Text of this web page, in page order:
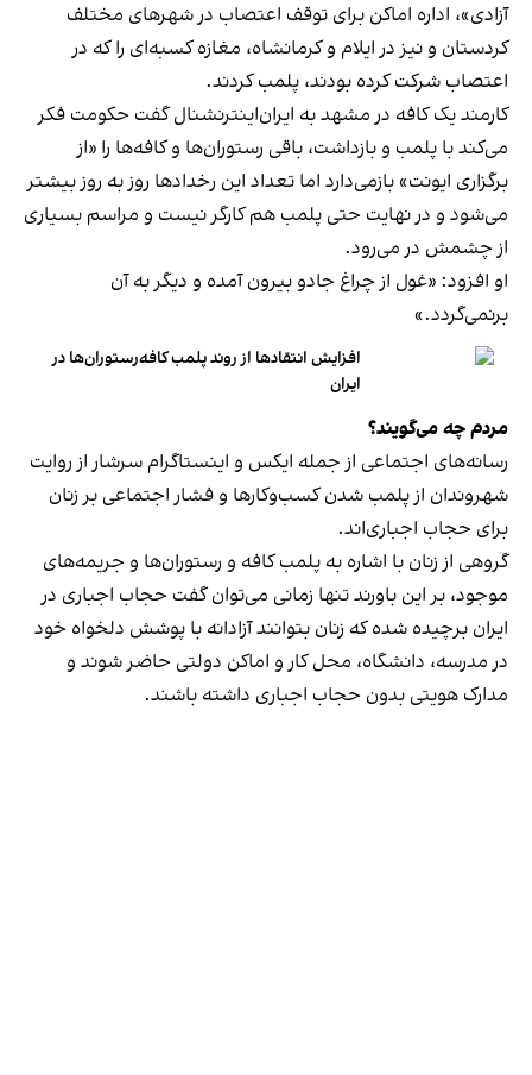
آزادی»، اداره اماکن برای توقف اعتصاب در شهرهای مختلف
کردستان و نیز در ایلام و کرمانشاه، مغازه کسبه‌ای را که در
اعتصاب شرکت کرده بودند، پلمب کردند.
کارمند یک کافه در مشهد به ایران‌اینترنشنال گفت حکومت فکر
می‌کند با پلمب و بازداشت، باقی رستوران‌ها و کافه‌ها را «از
برگزاری ایونت» بازمی‌دارد اما تعداد این رخدادها روز به روز بیشتر
می‌شود و در نهایت حتی پلمب هم کارگر نیست و مراسم بسیاری
از چشمش در می‌رود.
او افزود: «غول از چراغ جادو بیرون آمده و دیگر به آن
برنمی‎‌گردد.»
افزایش انتقادها از روند پلمب کافه‌رستوران‌ها در
ایران
مردم چه می‌گویند؟
رسانه‎‌های اجتماعی از جمله ایکس و اینستاگرام سرشار از روایت
شهروندان از پلمب شدن کسب‌وکارها و فشار اجتماعی بر زنان
برای حجاب اجباری‌اند.
گروهی از زنان با اشاره به پلمب کافه و رستوران‌ها و جریمه‌های
موجود، بر این باورند تنها زمانی می‌توان گفت حجاب اجباری در
ایران برچیده شده که زنان بتوانند آزادانه با پوشش دلخواه خود
در مدرسه، دانشگاه، محل کار و اماکن دولتی حاضر شوند و
مدارک هویتی بدون حجاب اجباری داشته باشند.